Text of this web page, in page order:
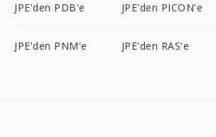
JPE'den PDB'e JPE'den PICON'e
JPE'den PNM'e JPE'den RAS'e